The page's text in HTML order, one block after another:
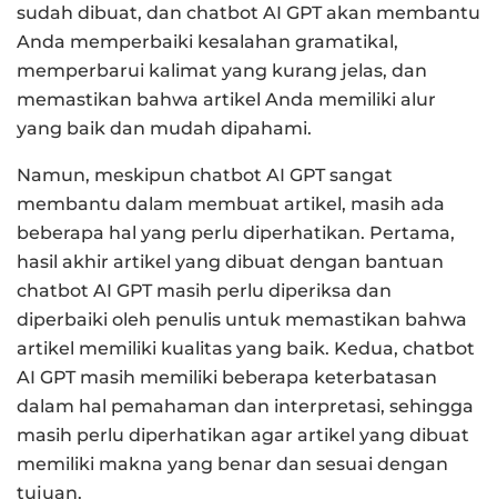
sudah dibuat, dan chatbot AI GPT akan membantu
Anda memperbaiki kesalahan gramatikal,
memperbarui kalimat yang kurang jelas, dan
memastikan bahwa artikel Anda memiliki alur
yang baik dan mudah dipahami.
Namun, meskipun chatbot AI GPT sangat
membantu dalam membuat artikel, masih ada
beberapa hal yang perlu diperhatikan. Pertama,
hasil akhir artikel yang dibuat dengan bantuan
chatbot AI GPT masih perlu diperiksa dan
diperbaiki oleh penulis untuk memastikan bahwa
artikel memiliki kualitas yang baik. Kedua, chatbot
AI GPT masih memiliki beberapa keterbatasan
dalam hal pemahaman dan interpretasi, sehingga
masih perlu diperhatikan agar artikel yang dibuat
memiliki makna yang benar dan sesuai dengan
tujuan.